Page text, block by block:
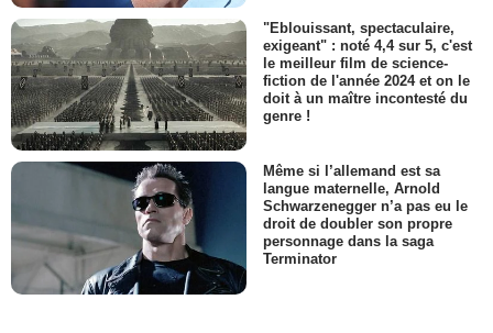
"Eblouissant, spectaculaire,
exigeant" : noté 4,4 sur 5, c'est
le meilleur film de science-
fiction de l'année 2024 et on le
doit à un maître incontesté du
genre !
Même si l’allemand est sa
langue maternelle, Arnold
Schwarzenegger n’a pas eu le
droit de doubler son propre
personnage dans la saga
Terminator